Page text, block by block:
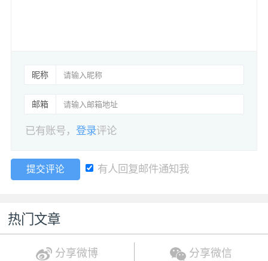
昵称
邮箱
已有账号，登录评论
提交评论 有人回复邮件通知我
热门文章
分享微博 分享微信